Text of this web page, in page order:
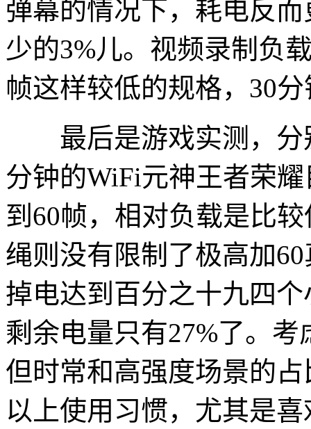
弹幕的情况下，耗电反
少的3%儿。视频录制负
帧这样较低的规格，30
最后是游戏实测，分
分钟的WiFi元神王者荣
到60帧，相对负载是比
绳则没有限制了极高加
掉电达到百分之十九四
剩余电量只有27%了。
但时常和高强度场景的
以上使用习惯，尤其是